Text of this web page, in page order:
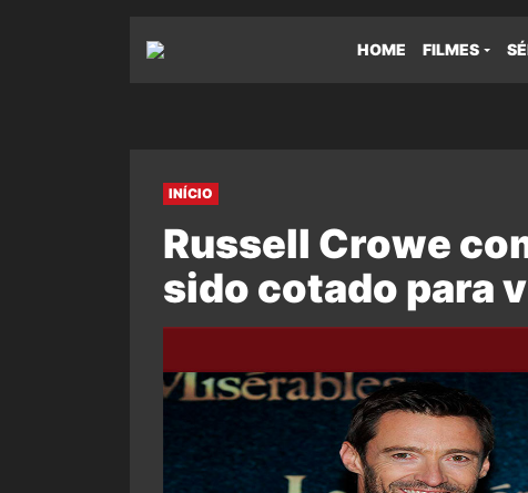
HOME FILMES
INÍCIO
Russell Crowe
sido cotado para